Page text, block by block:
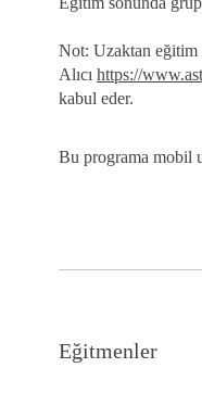
Not: Uzaktan eğitim
Alıcı https://
kabul eder.
Bu programa mobil
Eğitmenler